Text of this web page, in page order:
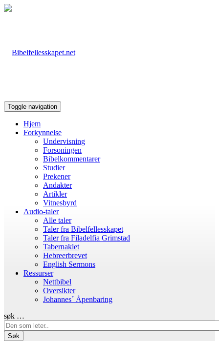
Toggle navigation
Hjem
Forkynnelse
Undervisning
Forsoningen
Bibelkommentarer
Studier
Prekener
Andakter
Artikler
Vitnesbyrd
Audio-taler
Alle taler
Taler fra Bibelfellesskapet
Taler fra Filadelfia Grimstad
Tabernaklet
Hebreerbrevet
English Sermons
Ressurser
Nettbibel
Oversikter
Johannes´ Åpenbaring
søk …
Søk